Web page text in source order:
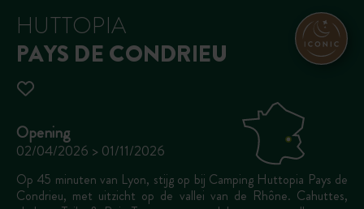
HUTTOPIA
PAYS DE CONDRIEU
Opening
02/04/2026 > 01/11/2026
Op 45 minuten van Lyon, stijg op bij Camping Huttopia Pays de
Condrieu, met uitzicht op de vallei van de Rhône. Cahuttes,